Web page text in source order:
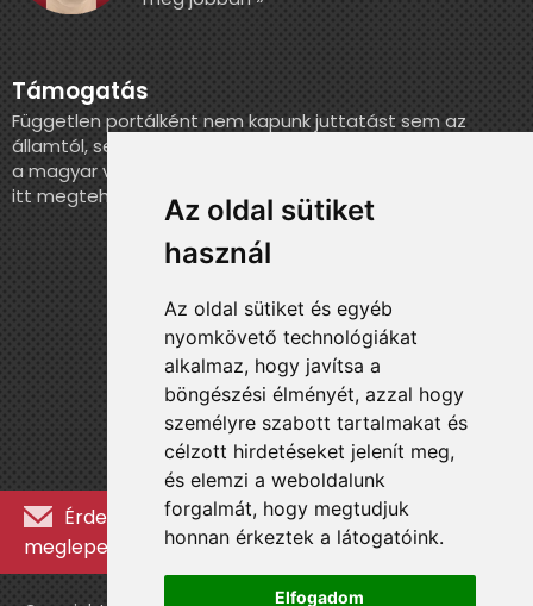
Az oldal sütiket
használ
Az oldal sütiket és egyéb
nyomkövető technológiákat
alkalmaz, hogy javítsa a
böngészési élményét, azzal hogy
személyre szabott tartalmakat és
célzott hirdetéseket jelenít meg,
és elemzi a weboldalunk
forgalmát, hogy megtudjuk
honnan érkeztek a látogatóink.
Elfogadom
Támogatás
Független portálként nem kapunk juttatást sem az
államtól, sem más szervezettől. Ha szeretnél segíteni
a magyar válogatott történelmének feldolgozásában,
itt megteheted.
Érdekességekért, kulisszatitkokért és
meglepetésekért iratkozz fel a hírlevélre »